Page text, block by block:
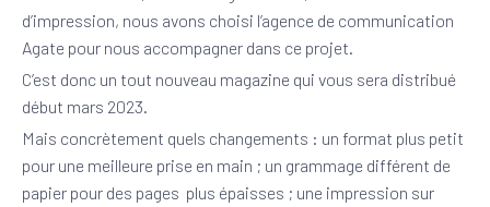
d’impression, nous avons choisi l’agence de communication
Agate pour nous accompagner dans ce projet.
C’est donc un tout nouveau magazine qui vous sera distribué
début mars 2023.
Mais concrètement quels changements : un format plus petit
pour une meilleure prise en main ; un grammage différent de
papier pour des pages plus épaisses ; une impression sur